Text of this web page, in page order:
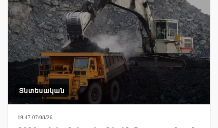
Տնտեսական
19:47 07/08/26